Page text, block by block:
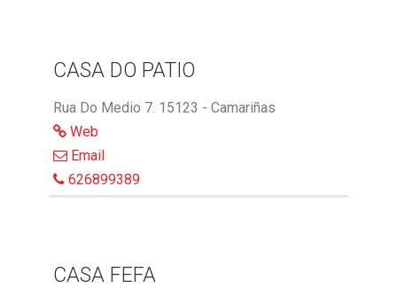
CASA DO PATIO
Rua Do Medio 7. 15123 - Camariñas
Web
Email
626899389
CASA FEFA